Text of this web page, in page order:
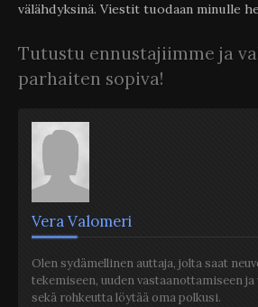
välähdyksinä. Viestit tuodaan minulle
Tutustu ennustajiimme ja
parhaiten sopiva!
Vera Valomeri
Olen sydämellinen auttaja, jolta saat
tekemiseen, uuden vastaanottamiseen
sekä rohkeutta löytää oma polkusi.